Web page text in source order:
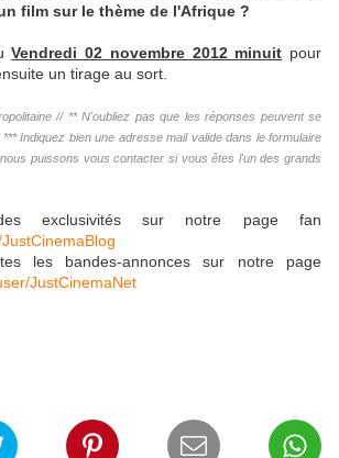
film sur le thème de l'Afrique ?
Vendredi 02 novembre 2012 minuit pour
un tirage au sort.
// ** N'oubliez pas que les réponses peuvent se
Indiquez bien une adresse mail valide dans le formulaire
puissons vous contacter si vous êtes l'un des grands
exclusivités sur notre page fan
les bandes-annonces sur notre page
JustCinemaNet